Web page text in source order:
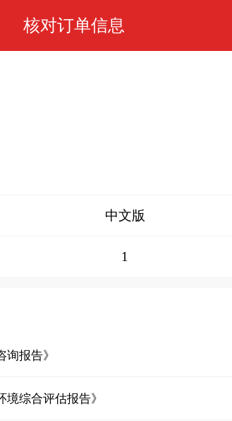
核对订单信息
中文版
报告》
综合评估报告》